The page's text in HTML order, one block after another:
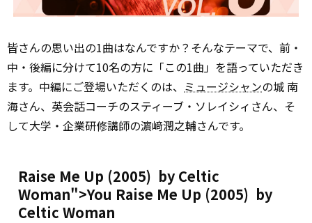
皆さんの思い出の1曲はなんですか？そんなテーマで、前・
中・後編に分けて10名の方に「この1曲」を語っていただき
ます。中編にご登場いただくのは、 ミュージシャンの城 南
海さん、英会話コーチのスティーブ・ソレイシィさん、そ
して大学・企業研修講師の濵﨑潤之輔さんです。
Raise Me Up (2005) by Celtic
Woman">You Raise Me Up (2005) by
Celtic Woman